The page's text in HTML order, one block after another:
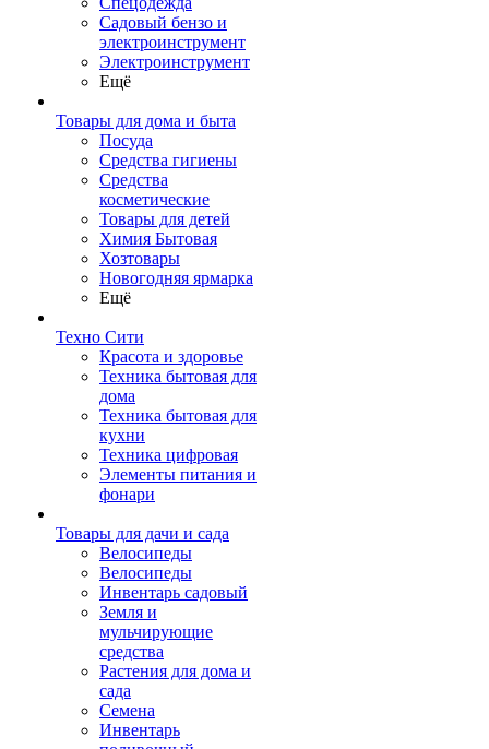
Садовый бензо и
электроинструмент
Электроинструмент
Ещё
Товары для дома и быта
Посуда
Средства гигиены
Средства
косметические
Товары для детей
Химия Бытовая
Хозтовары
Новогодняя ярмарка
Ещё
Техно Сити
Красота и здоровье
Техника бытовая для
дома
Техника бытовая для
кухни
Техника цифровая
Элементы питания и
фонари
Товары для дачи и сада
Велосипеды
Велосипеды
Инвентарь садовый
Земля и
мульчирующие
средства
Растения для дома и
сада
Семена
Инвентарь